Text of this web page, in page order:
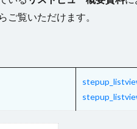
ご覧いただけます。